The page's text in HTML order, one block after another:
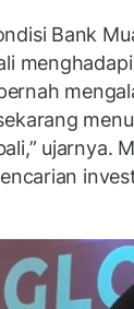
Bank
ujarnya.